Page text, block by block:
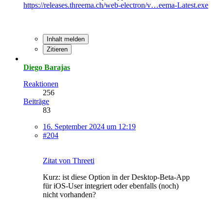
https://releases.threema.ch/web-electron/v…eema-Latest.exe
Inhalt melden
Zitieren
Diego Barajas
Reaktionen
256
Beiträge
83
16. September 2024 um 12:19
#204
Zitat von Threeti
Kurz: ist diese Option in der Desktop-Beta-App
für iOS-User integriert oder ebenfalls (noch)
nicht vorhanden?